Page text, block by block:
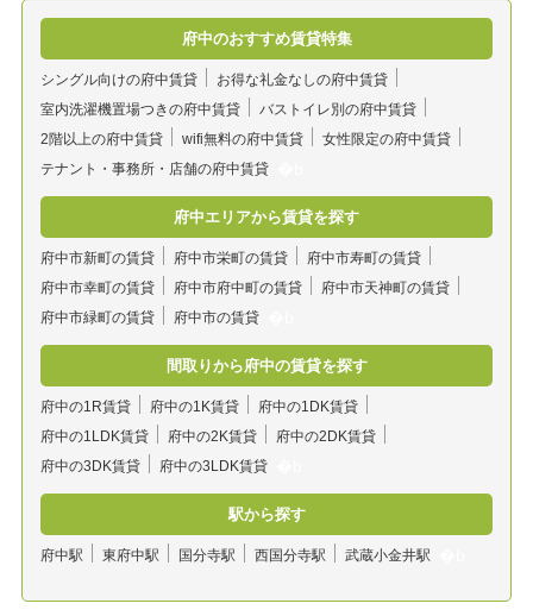
府中のおすすめ賃貸特集
シングル向けの府中賃貸
お得な礼金なしの府中賃貸
室内洗濯機置場つきの府中賃貸
バストイレ別の府中賃貸
2階以上の府中賃貸
wifi無料の府中賃貸
女性限定の府中賃貸
テナント・事務所・店舗の府中賃貸
府中エリアから賃貸を探す
府中市新町の賃貸 府中市栄町の賃貸
府中市寿町の賃貸
府中市幸町の賃貸
府中市府中町の賃貸
府中市天神町の賃貸
府中市緑町の賃貸
府中市の賃貸
間取りから府中の賃貸を探す
府中の1R賃貸 府中の1K賃貸
府中の1DK賃貸
府中の1LDK賃貸
府中の2K賃貸
府中の2DK賃貸
府中の3DK賃貸
府中の3LDK賃貸
駅から探す
府中駅 東府中駅 国分寺駅 西国分寺駅 武蔵小金井駅